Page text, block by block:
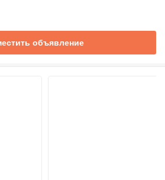
объявление